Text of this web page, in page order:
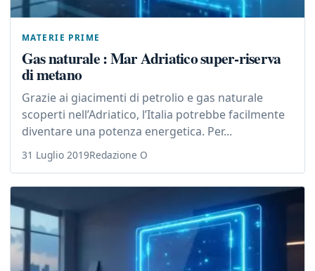
MATERIE PRIME
Gas naturale : Mar Adriatico super-riserva
di metano
Grazie ai giacimenti di petrolio e gas naturale
scoperti nell’Adriatico, l’Italia potrebbe facilmente
diventare una potenza energetica. Per...
31 Luglio 2019Redazione O